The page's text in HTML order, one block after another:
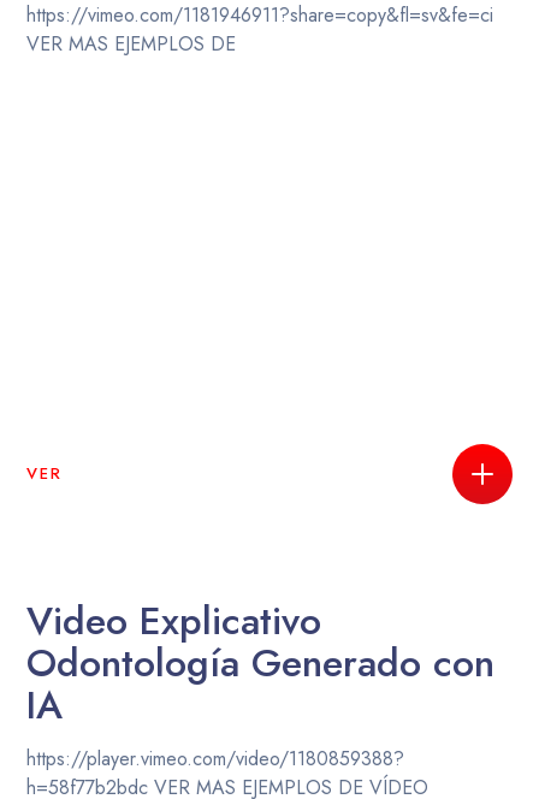
https://vimeo.com/1181946911?share=copy&fl=sv&fe=ci
VER MAS EJEMPLOS DE
VER
Video Explicativo
Odontología Generado con
IA
https://player.vimeo.com/video/1180859388?
h=58f77b2bdc VER MAS EJEMPLOS DE VÍDEO